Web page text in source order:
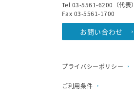
Tel 03-5561-6200（代表）
Fax 03-5561-1700
お問い合わせ
プライバシーポリシー
ご利用条件